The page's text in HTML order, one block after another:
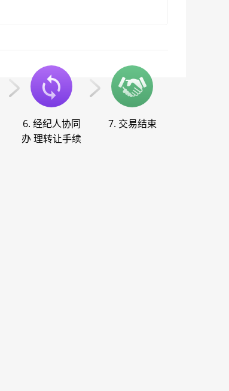
6. 经纪人协同
办 理转让手续
7. 交易结束